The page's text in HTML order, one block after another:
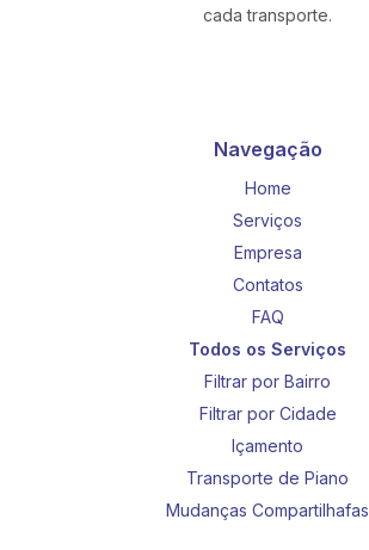
cada transporte.
Navegação
Home
Serviços
Empresa
Contatos
FAQ
Todos os Serviços
Filtrar por Bairro
Filtrar por Cidade
Içamento
Transporte de Piano
Mudanças Compartilhafas